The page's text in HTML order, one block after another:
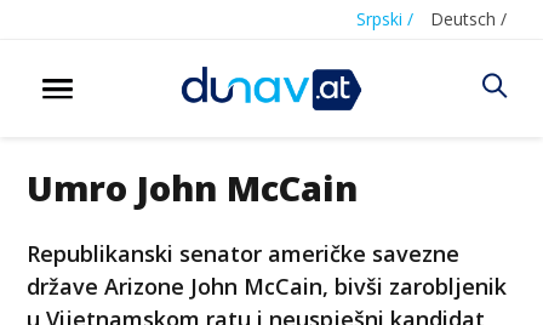
Srpski / Deutsch /
Umro John McCain
Republikanski senator američke savezne
države Arizone John McCain, bivši zarobljenik
u Vijetnamskom ratu i neuspješni kandidat